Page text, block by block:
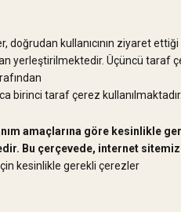
doğrudan kullanıcının ziyaret
yerleştirilmektedir. Üçüncü taraf
birinci taraf çerez kullanılmaktadır.
amaçlarına göre kesinlikle
Bu çerçevede, internet
kesinlikle gerekli çerezler